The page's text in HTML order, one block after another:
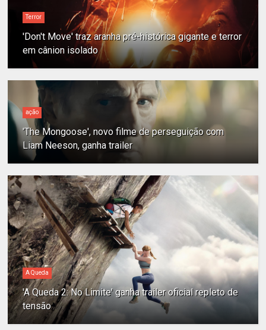
Terror
'Don't Move' traz aranha pré-histórica gigante e terror
em cânion isolado
ação
'The Mongoose', novo filme de perseguição com
Liam Neeson, ganha trailer
A Queda
'A Queda 2: No Limite' ganha trailer oficial repleto de
tensão